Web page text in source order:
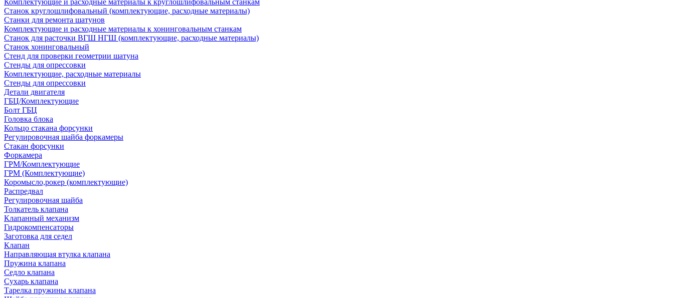
Комплектующие и расходные материалы к круглошлифовальным станкам
Станок круглошлифовальный (комплектующие, расходные материалы)
Станки для ремонта шатунов
Комплектующие и расходные материалы к хонинговальным станкам
Станок для расточки ВГШ НГШ (комплектующие, расходные материалы)
Станок хонинговальный
Стенд для проверки геометрии шатуна
Стенды для опрессовки
Комплектующие, расходные материалы
Стенды для опрессовки
Детали двигателя
ГБЦ/Комплектующие
Болт ГБЦ
Головка блока
Кольцо стакана форсунки
Регулировочная шайба форкамеры
Стакан форсунки
Форкамера
ГРМ/Комплектующие
ГРМ (Комплектующие)
Коромысло,рокер (комплектующие)
Распредвал
Регулировочная шайба
Толкатель клапана
Клапанный механизм
Гидрокомпенсаторы
Заготовка для седел
Клапан
Направляющая втулка клапана
Пружина клапана
Седло клапана
Сухарь клапана
Тарелка пружины клапана